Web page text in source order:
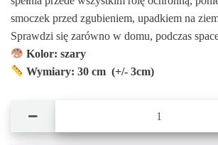
smoczek przed zgubieniem, upadkiem na
Sprawdzi się zarówno w domu, podczas
Kolor: szary
Wymiary: 30 cm (+/- 3cm)